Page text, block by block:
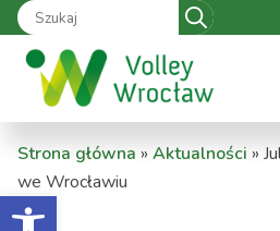
Otwórz pasek narzędzi
Search
for:
Strona główna » Aktualności »
we Wrocławiu